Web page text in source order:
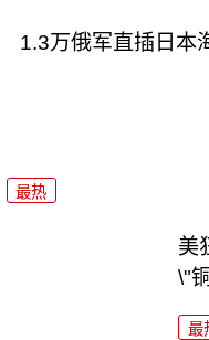
1.3万俄军直插日本
最热
美
\"
最